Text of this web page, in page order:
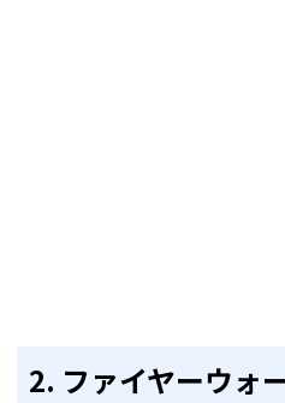
2. ファイヤーウォ